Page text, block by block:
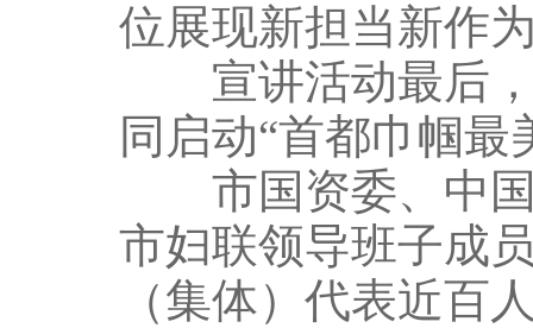
位展现新担当新作
宣讲活动最后，
同启动“首都巾帼最
市国资委、中国
市妇联领导班子成
（集体）代表近百